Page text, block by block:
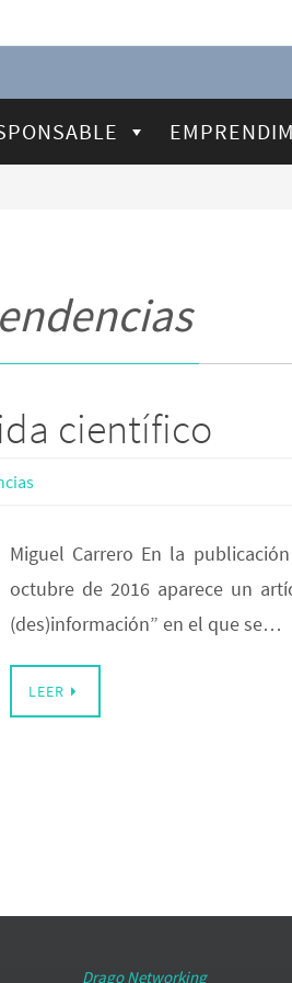
científico
Miguel Carrero En la
octubre de 2016 aparece un
(des)información” en el que se…
LEER
Drago Networking